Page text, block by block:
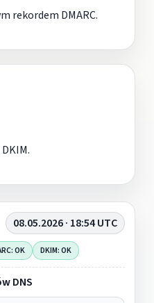
rekordem DMARC.
08.05.2026 · 18:54 UTC
OK DKIM: OK
DNS